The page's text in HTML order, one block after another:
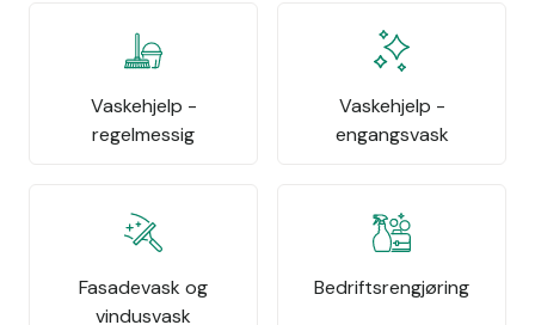
Vaskehjelp -
regelmessig
Vaskehjelp -
engangsvask
Fasadevask og
vindusvask
Bedriftsrengjøring